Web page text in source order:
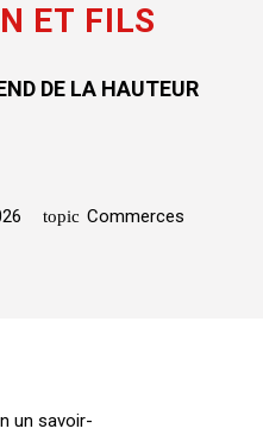
ET FILS
DE LA HAUTEUR
topic Commerces
un savoir-